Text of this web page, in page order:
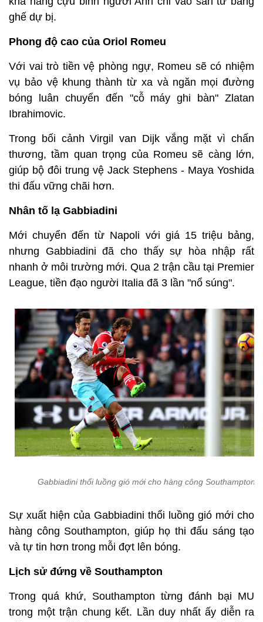
ghế dự bị.
Phong độ cao của Oriol Romeu
Với vai trò tiền vệ phòng ngự, Romeu sẽ có nhiệm
vụ bảo vệ khung thành từ xa và ngăn mọi đường
bóng luân chuyển đến "cỗ máy ghi bàn" Zlatan
Ibrahimovic.
Trong bối cảnh Virgil van Dijk vắng mặt vì chấn
thương, tầm quan trọng của Romeu sẽ càng lớn,
giúp bộ đôi trung vệ Jack Stephens - Maya Yoshida
thi đấu vững chãi hơn.
Nhân tố lạ Gabbiadini
Mới chuyển đến từ Napoli với giá 15 triệu bảng,
nhưng Gabbiadini đã cho thấy sự hòa nhập rất
nhanh ở môi trường mới. Qua 2 trận cầu tại Premier
League, tiền đạo người Italia đã 3 lần "nổ súng".
Gabbiadini thổi luồng gió mới cho hàng công Southampton
Sự xuất hiện của Gabbiadini thổi luồng gió mới cho
hàng công Southampton, giúp họ thi đấu sáng tạo
và tự tin hơn trong mỗi đợt lên bóng.
Lịch sử đứng về Southampton
Trong quá khứ, Southampton từng đánh bại MU
trong một trận chung kết. Lần duy nhất ấy diễn ra